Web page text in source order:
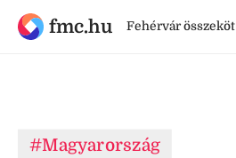
fmc.hu Fehérvár összeköt
#Magyarország